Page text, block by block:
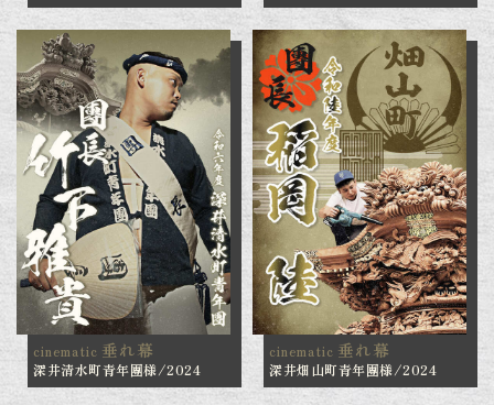
cinematic 垂れ幕
深井清水町青年團様/2024
cinematic 垂れ幕
深井畑山町青年團様/2024